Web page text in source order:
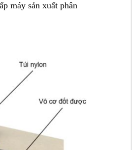
máy sản xuất phân